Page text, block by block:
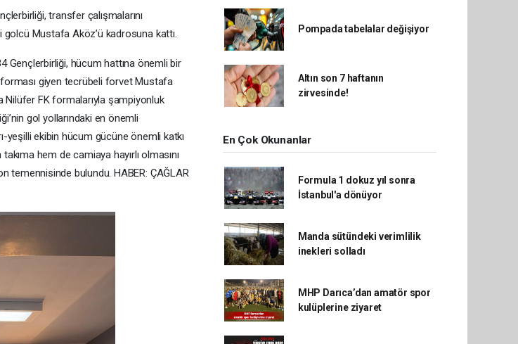
transfer çalışmalarını
Mustafa Aköz’ü kadrosuna kattı.
Gençlerbirliği, hücum hattına önemli bir
forması giyen tecrübeli forvet Mustafa
Nilüfer FK formalarıyla şampiyonluk
gol yollarındaki en önemli
yeşilli ekibin hücum gücüne önemli katkı
hem de camiaya hayırlı olmasını
temennisinde bulundu. HABER: ÇAĞLAR
Pompada tabelalar değişiyor
Altın son 7 haftanın
zirvesinde!
En Çok Okunanlar
Formula 1 dokuz yıl sonra
İstanbul'a dönüyor
Manda sütündeki verimlilik
inekleri solladı
MHP Darıca’dan amatör spor
kulüplerine ziyaret